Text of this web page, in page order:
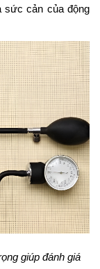
sức cản của động
giúp đánh giá